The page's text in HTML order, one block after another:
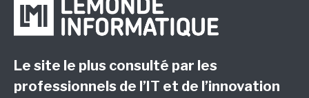
Le site le plus consulté par les
professionnels de l’IT et de l’innovation